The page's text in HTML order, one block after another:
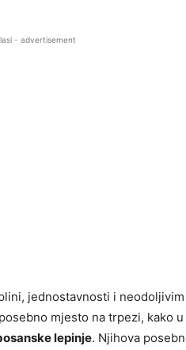
- advertisement
jednostavnosti i
mjesto na trpezi, kako
lepinje. Njihova